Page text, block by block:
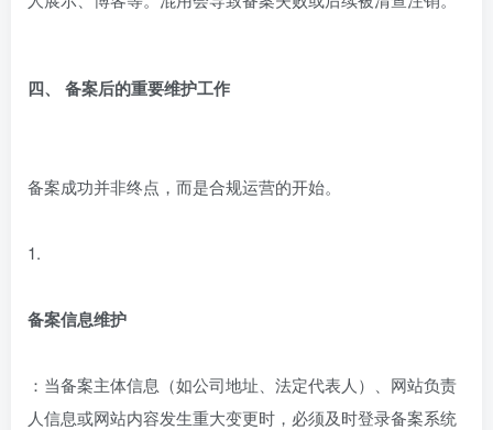
人展示、博客等。混用会导致备案失败或后续被清查注销。
四、 备案后的重要维护工作
备案成功并非终点，而是合规运营的开始。
1.
备案信息维护
：当备案主体信息（如公司地址、法定代表人）、网站负责